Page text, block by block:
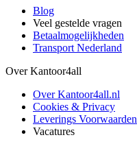
Blog
Veel gestelde vragen
Betaalmogelijkheden
Transport Nederland
Over Kantoor4all
Over Kantoor4all.nl
Cookies & Privacy
Leverings Voorwaarden
Vacatures